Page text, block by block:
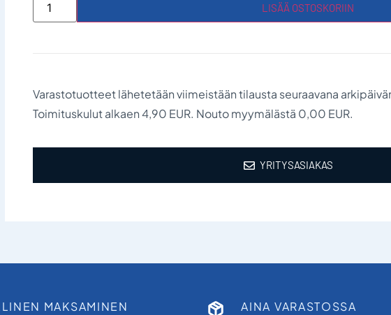
LISÄÄ OSTOSKORIIN
Varastotuotteet lähetetään viimeistään tilausta seuraavana
Toimituskulut alkaen 4,90 EUR. Nouto myymälästä 0,00 EUR.
YRITYSASIAKAS
MAKSAMINEN AINA VARASTOSSA